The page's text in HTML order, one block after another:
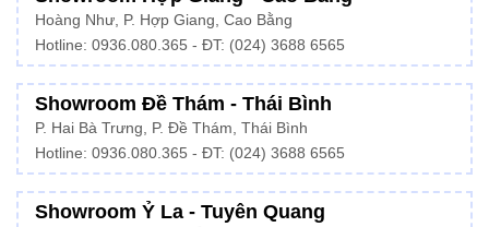
Hoàng Như, P. Hợp Giang, Cao Bằng
Hotline: 0936.080.365 - ĐT: (024) 3688 6565
Showroom Đề Thám - Thái Bình
P. Hai Bà Trưng, P. Đề Thám, Thái Bình
Hotline: 0936.080.365 - ĐT: (024) 3688 6565
Showroom Ỷ La - Tuyên Quang